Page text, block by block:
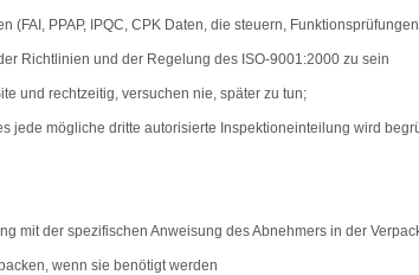
(FAI, PPAP, IPQC, CPK Daten, die steuern,
Richtlinien und der Regelung des ISO-9001:2000 zu sein
und rechtzeitig, versuchen nie, später zu tun;
jede mögliche dritte autorisierte Inspektioneinteilung wird
mit der spezifischen Anweisung des Abnehmers in der
wenn sie benötigt werden